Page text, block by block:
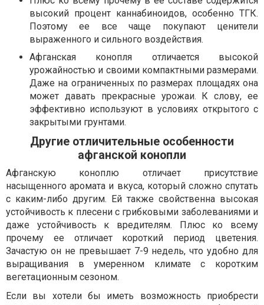
высокий процент каннабиноидов, особенно ТГК.
Поэтому ее все чаще покупают ценители
выраженного и сильного воздействия.
Афганская конопля отличается высокой
урожайностью и своими компактными размерами.
Даже на ограниченных по размерах площадях она
может давать прекрасные урожаи. К слову, ее
эффективно используют в условиях открытого с
закрытыми грунтами.
Другие отличительные особенности
афганской конопли
Афганскую коноплю отличает присутствие
насыщенного аромата и вкуса, который сложно спутать
с каким-либо другим. Ей также свойственна высокая
устойчивость к плесени с грибковыми заболеваниями и
даже устойчивость к вредителям. Плюс ко всему
прочему ее отличает короткий период цветения.
Зачастую он не превышает 7-9 недель, что удобно для
выращивания в умеренном климате с коротким
вегетационным сезоном.
Если вы хотели бы иметь возможность приобрести